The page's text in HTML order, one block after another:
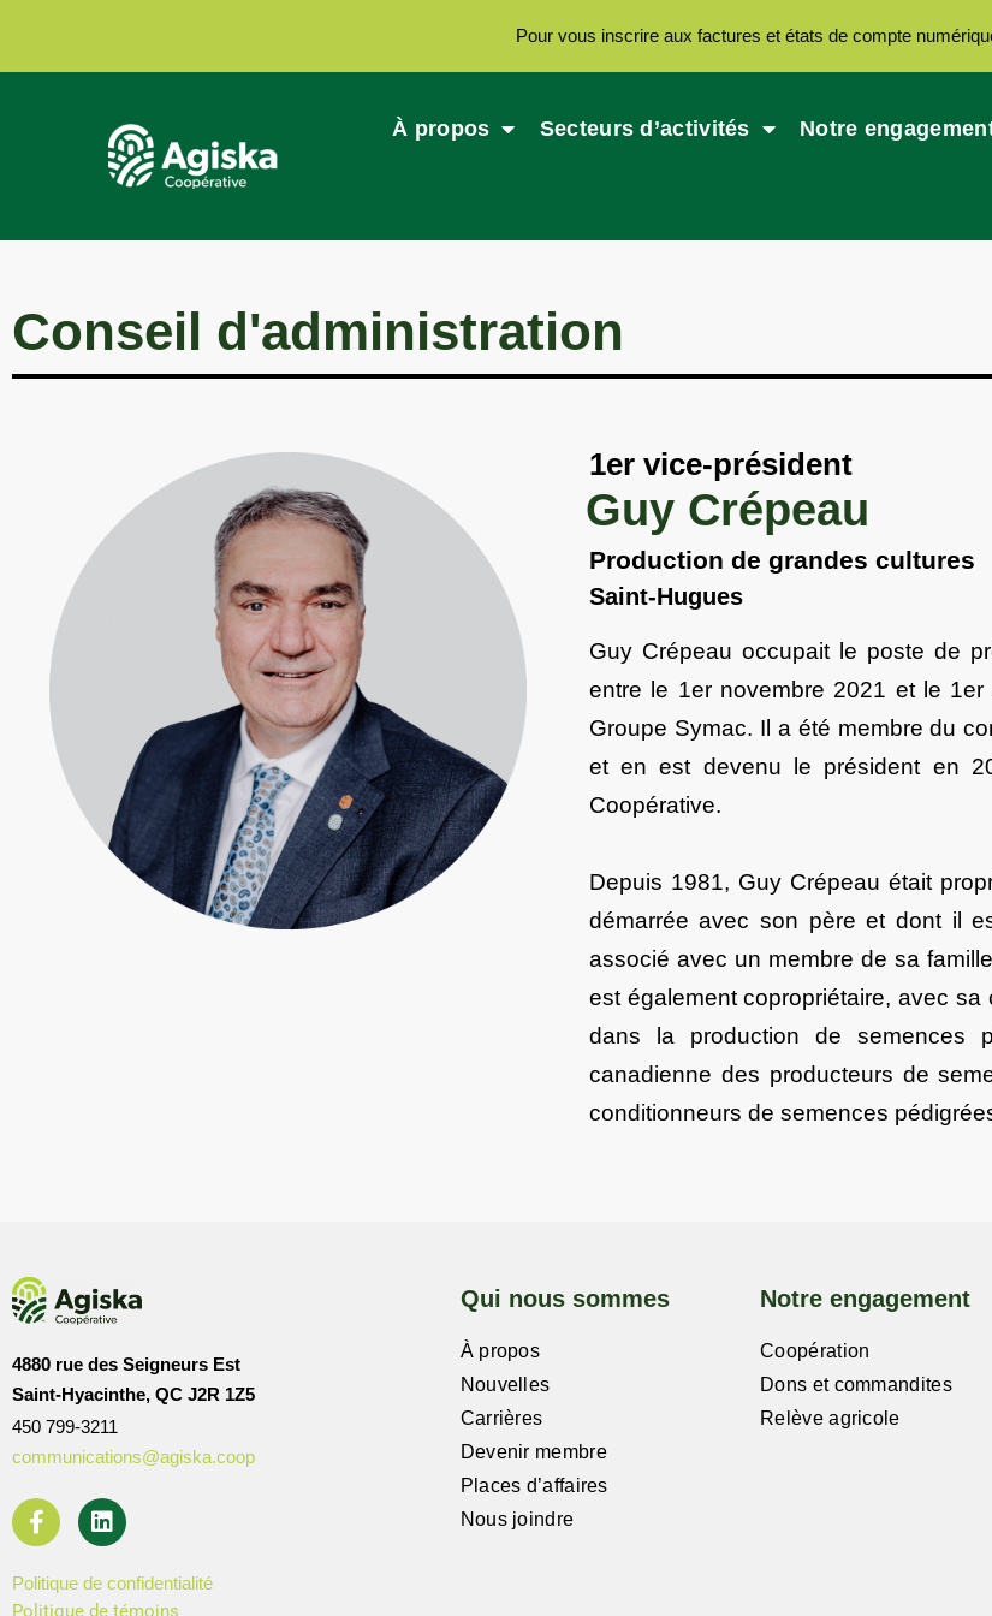
À propos Secteurs d’activités Notre
Conseil d'administration
1er vice-président
Guy Crépeau
Production de grandes cultures
Saint-Hugues
Guy Crépeau occupait le poste de
entre le 1er novembre 2021 et le 1er
Groupe Symac. Il a été membre du
et en est devenu le président en
Coopérative.
Depuis 1981, Guy Crépeau était
démarrée avec son père et dont il
associé avec un membre de sa
est également copropriétaire, avec
dans la production de semences
canadienne des producteurs de
conditionneurs de semences
4880 rue des Seigneurs Est
Saint-Hyacinthe, QC J2R 1Z5
450 799-3211
communications@agiska.coop
Politique de confidentialité
Politique de témoins
Qui nous sommes
À propos
Nouvelles
Carrières
Devenir membre
Places d’affaires
Nous joindre
Notre engagement
Coopération
Dons et commandites
Relève agricole
Pour vous inscrire aux factures et états de compte